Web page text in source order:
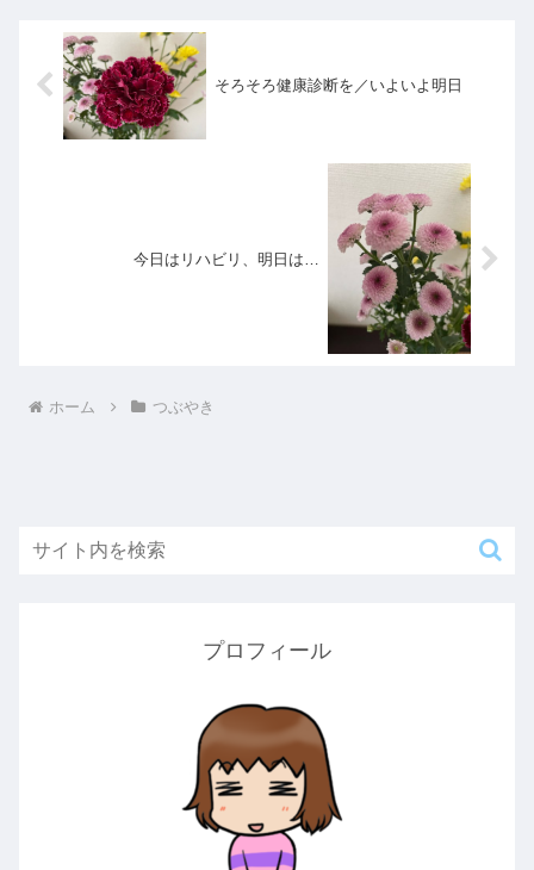
そろそろ健康診断を／いよいよ明日
今日はリハビリ、明日は…
ホーム つぶやき
プロフィール